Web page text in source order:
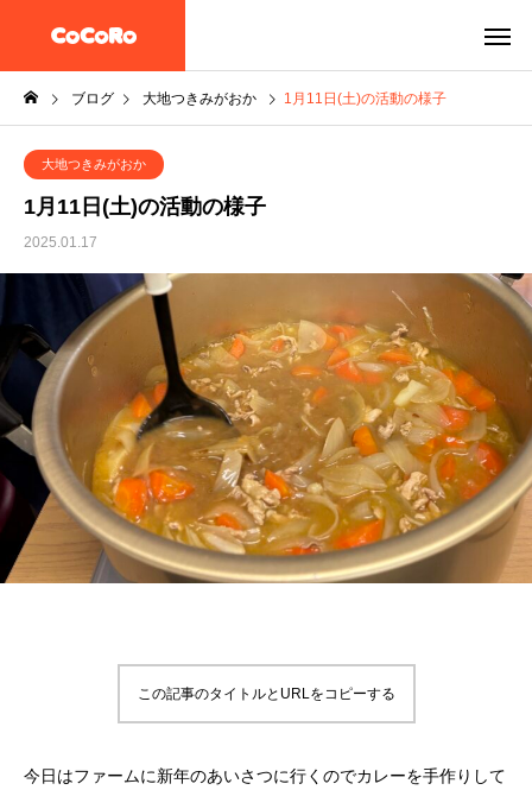
ブログ 大地つきみがおか 1月11日(土)の活動の様子
大地つきみがおか
1月11日(土)の活動の様子
2025.01.17
この記事のタイトルとURLをコピーする
今日はファームに新年のあいさつに行くのでカレーを手作りして